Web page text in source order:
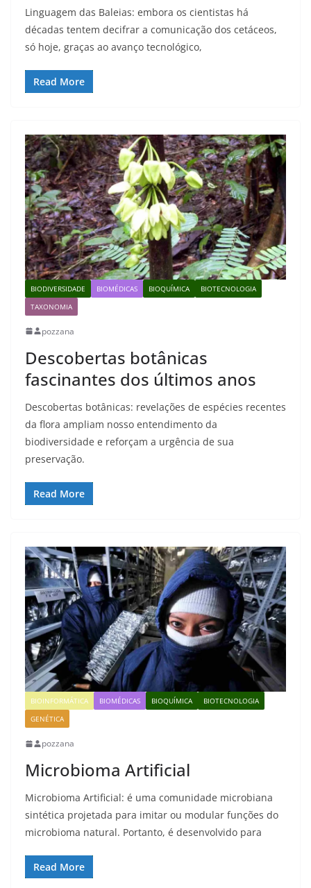
Linguagem das Baleias: embora os cientistas há
décadas tentem decifrar a comunicação dos cetáceos,
só hoje, graças ao avanço tecnológico,
Read More
BIODIVERSIDADE BIOMÉDICAS BIOQUÍMICA
BIOTECNOLOGIA
TAXONOMIA
pozzana
Descobertas botânicas
fascinantes dos últimos anos
Descobertas botânicas: revelações de espécies recentes
da flora ampliam nosso entendimento da
biodiversidade e reforçam a urgência de sua
preservação.
Read More
BIOINFORMÁTICA BIOMÉDICAS BIOQUÍMICA
BIOTECNOLOGIA
GENÉTICA
pozzana
Microbioma Artificial
Microbioma Artificial: é uma comunidade microbiana
sintética projetada para imitar ou modular funções do
microbioma natural. Portanto, é desenvolvido para
Read More